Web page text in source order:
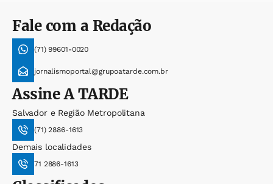
Fale com a Redação
(71) 99601-0020
jornalismoportal@grupoatarde.com.br
AssineA TARDE
Salvador e Região Metropolitana
(71) 2886-1613
Demais localidades
71 2886-1613